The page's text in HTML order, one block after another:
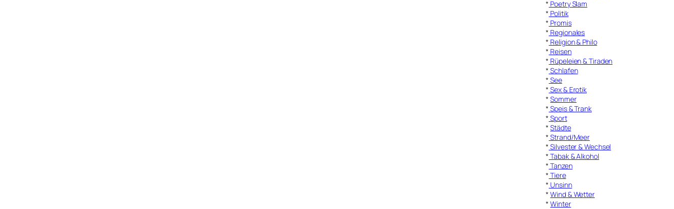
* Poetry Slam
* Politik
* Promis
* Regionales
* Religion & Philo
* Reisen
* Rüpeleien & Tiraden
* Schlafen
* See
* Sex & Erotik
*Sommer
* Speis & Trank
* Sport
*Städte
* Strand/Meer
* Silvester & Wechsel
* Tabak & Alkohol
* Tanzen
* Tiere
* Unsinn
*Wind & Wetter
*Winter